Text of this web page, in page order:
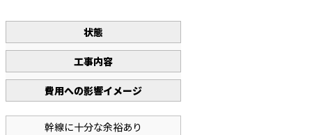
状態
工事内容
費用への影響イメージ
幹線に十分な余裕あり